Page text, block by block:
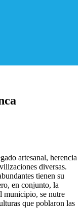
artesanal, herencia
diversas.
tienen su
en conjunto, la
municipio, se nutre
que poblaron las